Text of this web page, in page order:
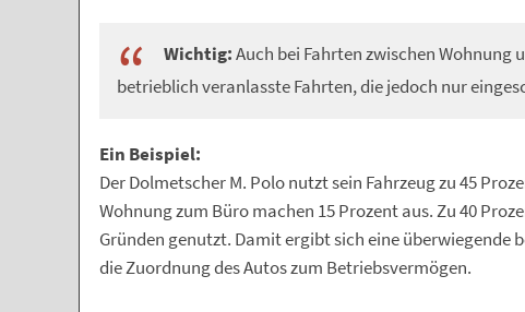
Wichtig:Auch bei Fahrten zwischen Wohnung
betrieblich veranlasste Fahrten, die jedoch nur
Ein Beispiel:
Der Dolmetscher M. Polo nutzt sein Fahrzeug zu 45
Wohnung zum Büro machen 15 Prozent aus. Zu 40
Gründen genutzt. Damit ergibt sich eine überwiegende
die Zuordnung des Autos zum Betriebsvermögen.